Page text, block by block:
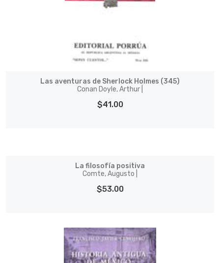
Las aventuras de Sherlock Holmes (345)
Conan Doyle, Arthur |
$41.00
La filosofía positiva
Comte, Augusto |
$53.00